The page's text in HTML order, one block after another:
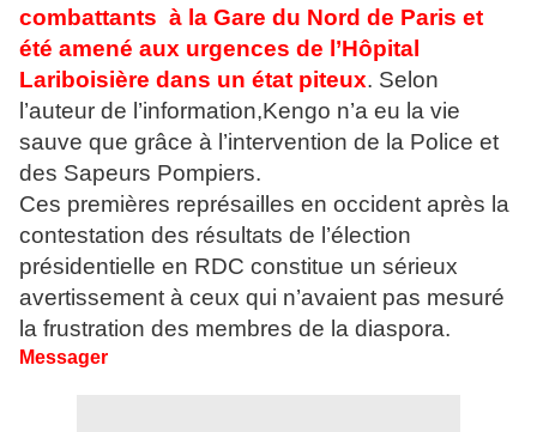
combattants à la Gare du Nord de Paris et
été amené aux urgences de l’Hôpital
Lariboisière dans un état piteux. Selon
l’auteur de l’information,Kengo n’a eu la vie
sauve que grâce à l’intervention de la Police et
des Sapeurs Pompiers.
Ces premières représailles en occident après la
contestation des résultats de l’élection
présidentielle en RDC constitue un sérieux
avertissement à ceux qui n’avaient pas mesuré
la frustration des membres de la diaspora.
Messager